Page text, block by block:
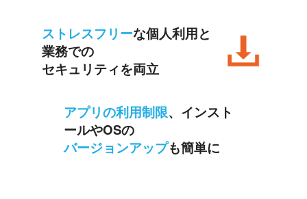
ストレスフリーな個人利用と
業務での
セキュリティを両立
アプリの利用制限、インスト
ールやOSの
バージョンアップも簡単に